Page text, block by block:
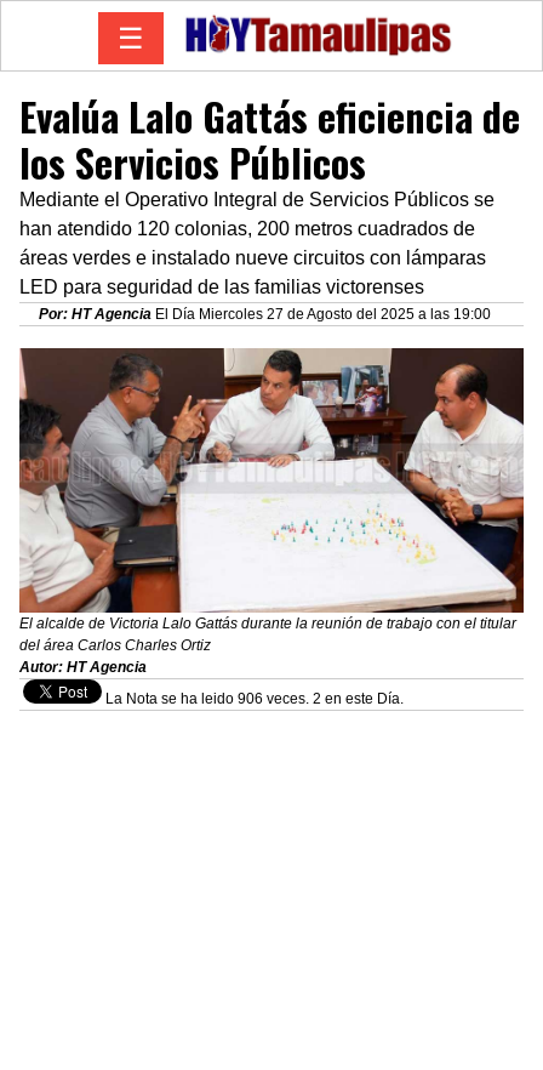
☰
Evalúa Lalo Gattás eficiencia de
los Servicios Públicos
Mediante el Operativo Integral de Servicios Públicos se
han atendido 120 colonias, 200 metros cuadrados de
áreas verdes e instalado nueve circuitos con lámparas
LED para seguridad de las familias victorenses
Por: HT Agencia El Día Miercoles 27 de Agosto del 2025 a las 19:00
El alcalde de Victoria Lalo Gattás durante la reunión de trabajo con el titular
del área Carlos Charles Ortiz
Autor: HT Agencia
La Nota se ha leido 906 veces. 2 en este Día.